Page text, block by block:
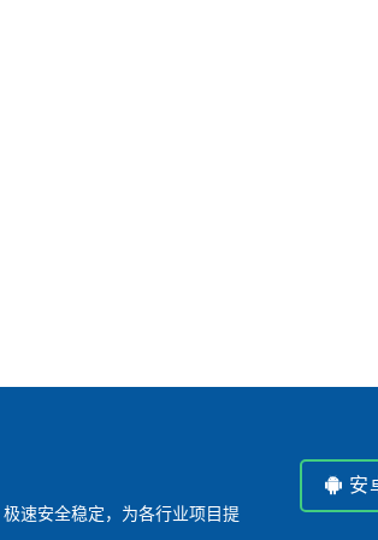
速安全稳定，为各行业项目提
安